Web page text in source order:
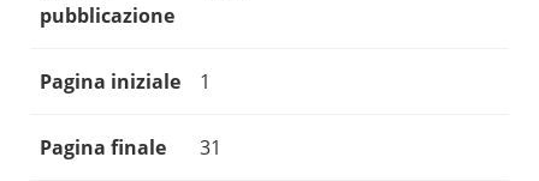
pubblicazione
Pagina iniziale 1
Pagina finale 31